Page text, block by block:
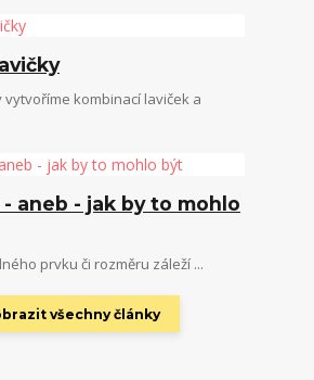
vytvoříme kombinací laviček a
aneb - jak by to mohlo
prvku či rozměru záleží ...
všechny články